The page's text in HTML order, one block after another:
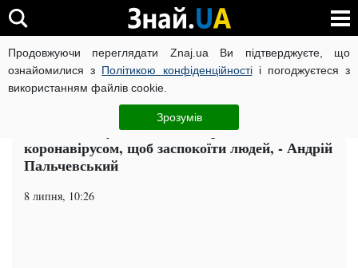
Продовжуючи переглядати Znaj.ua Ви підтверджуєте, що
ознайомилися з Політикою конфіденційностіі погоджуєтеся з
використанням файлів cookie.
Зрозумів
ВІЙНА РОСІЇ ПРОТИ УКРАЇНИ КОРОНАВІРУС В УКРАЇНІ
Політика ЧИТАТЬ НА РУССКОМ
Влада занижує кількості хворих
коронавірусом, щоб заспокоїти людей, - Андрій
Пальчевський
8 липня, 10:26